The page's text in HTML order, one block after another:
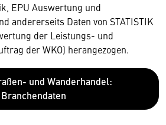
EPU Auswertung und
andererseits Daten von STATISTIK
der Leistungs- und
der WKO) herangezogen.
und Wanderhandel:
Branchendaten